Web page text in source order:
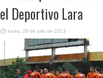
el Deportivo Lara
lunes, 29 de julio de 2013